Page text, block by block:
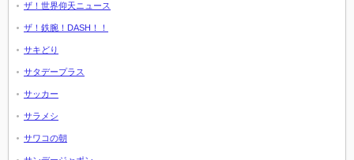
ザ！世界仰天ニュース
ザ！鉄腕！DASH！！
サキどり
サタデープラス
サッカー
サラメシ
サワコの朝